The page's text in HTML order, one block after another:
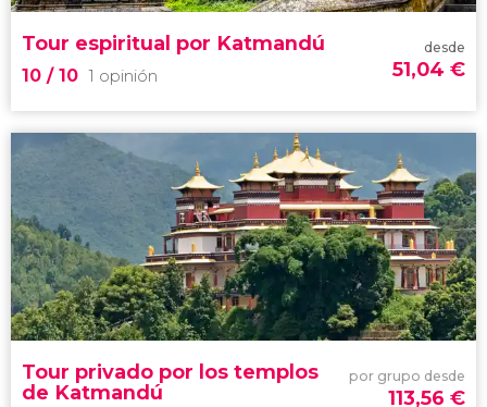
Tour espiritual por Katmandú
10 / 10 1 opinión
desde
51,04 €
10


1 opinión
tu lado más espiritual
hinduismo y el
budismo
Tour privado por los templos
de Katmandú
por grupo desde
113,56 €